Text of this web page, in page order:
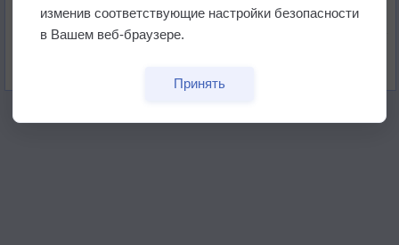
Изменение климата повлияло на ареал обитания
изменив соответствующие настройки безопасности
в Вашем веб-браузере.
Принять